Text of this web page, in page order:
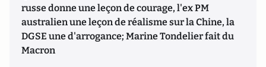
russe donne une leçon de courage, l'ex PM
australien une leçon de réalisme sur la Chine, la
DGSE une d'arrogance; Marine Tondelier fait du
Macron